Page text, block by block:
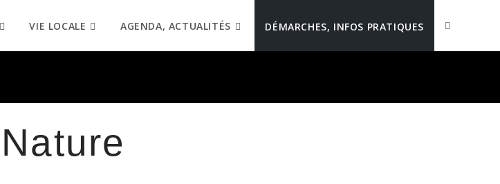
VIE LOCALE AGENDA, ACTUALITÉS DÉMARCHES, INFOS PRATIQUES